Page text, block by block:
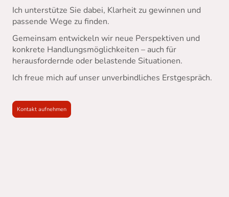
Ich unterstütze Sie dabei, Klarheit zu gewinnen und
passende Wege zu finden.
Gemeinsam entwickeln wir neue Perspektiven und
konkrete Handlungsmöglichkeiten – auch für
herausfordernde oder belastende Situationen.
Ich freue mich auf unser unverbindliches Erstgespräch.
Kontakt aufnehmen